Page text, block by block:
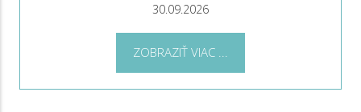
30.09.2026
ZOBRAZIŤ VIAC ...